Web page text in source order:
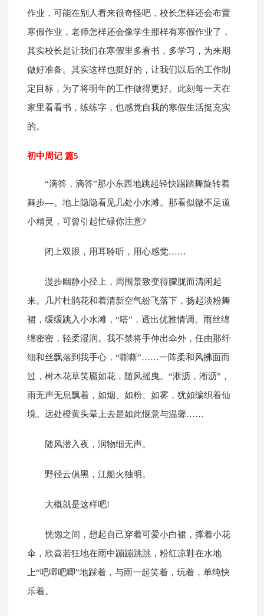
作业，可能在别人看来很奇怪吧，校长怎样还会布置
寒假作业，老师怎样还会像学生那样有寒假作业了，
其实校长是让我们在寒假里多看书，多学习，为来期
做好准备。其实这样也挺好的，让我们以后的工作制
定目标，为了将明年的工作做得更好。此刻每一天在
家里看看书，练练字，也感觉自我的寒假生活挺充实
的。
初中周记 篇5
“滴答，滴答”那小东西地跳起轻快踢踏舞旋转着
舞步—。地上隐隐看见几处小水滩。那看似微不足道
小精灵，可曾引起忙碌你注意?
闭上双眼，用耳聆听，用心感觉……
漫步幽静小径上，周围景致变得朦胧而清闲起
来。几片杜鹃花和着清新空气纷飞落下，扬起淡粉舞
裙，缓缓跳入小水滩，“嗒”，透出优雅情调。雨丝绵
绵密密，轻柔湿润。我不禁将手伸出伞外，任由那纤
细和丝飘落到我手心，“嘶嘶”……一阵柔和风拂面而
过，树木花草笑靥如花，随风摇曳。“淅沥，淅沥”，
雨无声无息飘着，如烟、如粉、如雾，犹如编织着仙
境。远处橙黄头晕上去是如此惬意与温馨……
随风潜入夜，润物细无声。
野径云俱黑，江船火独明。
大概就是这样吧!
恍惚之间，想起自己穿着可爱小白裙，撑着小花
伞，欣喜若狂地在雨中蹦蹦跳跳，粉红凉鞋在水地
上“吧唧吧唧”地踩着，与雨一起笑着，玩着，单纯快
乐着。